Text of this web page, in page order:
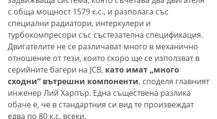
с обща мощност 1579 к.с., и разполага със
специални радиатори, интеркулери и
турбокомпресори със състезателна спецификация.
Двигателите не се различават много в механично
отношение от тези, които скоро ще се използват в
серийните багери на JCB, като имат „много
сходни“ вътрешни компоненти, споделя главният
инженер Лий Харпър. Една съществена разлика
обаче е, че в стандартния си вид те произвеждат
едва по 80 к.с. всеки.